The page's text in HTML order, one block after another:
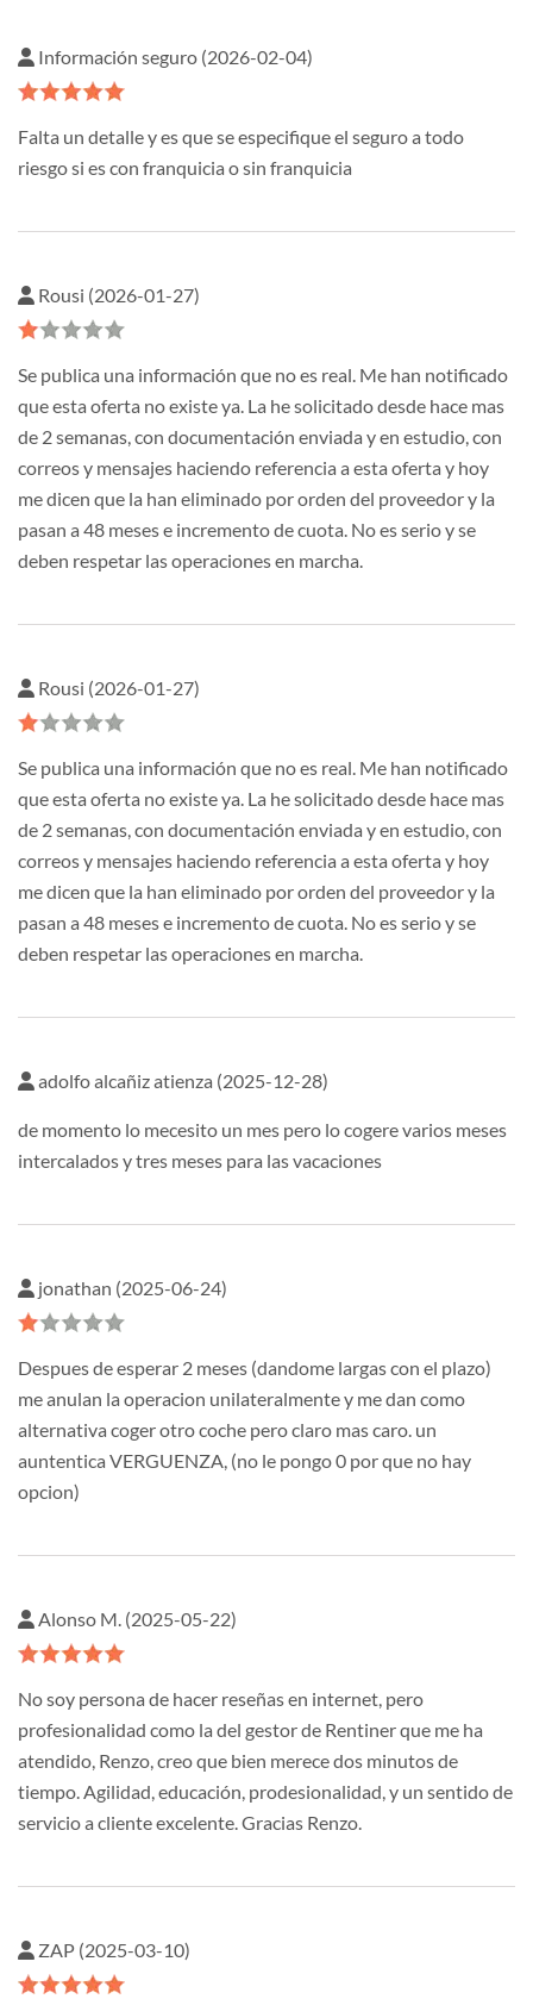
Información seguro (2026-02-04)
Falta un detalle y es que se especifique el seguro a todo
riesgo si es con franquicia o sin franquicia
Rousi (2026-01-27)
Se publica una información que no es real. Me han notificado
que esta oferta no existe ya. La he solicitado desde hace mas
de 2 semanas, con documentación enviada y en estudio, con
correos y mensajes haciendo referencia a esta oferta y hoy
me dicen que la han eliminado por orden del proveedor y la
pasan a 48 meses e incremento de cuota. No es serio y se
deben respetar las operaciones en marcha.
Rousi (2026-01-27)
Se publica una información que no es real. Me han notificado
que esta oferta no existe ya. La he solicitado desde hace mas
de 2 semanas, con documentación enviada y en estudio, con
correos y mensajes haciendo referencia a esta oferta y hoy
me dicen que la han eliminado por orden del proveedor y la
pasan a 48 meses e incremento de cuota. No es serio y se
deben respetar las operaciones en marcha.
adolfo alcañiz atienza (2025-12-28)
de momento lo mecesito un mes pero lo cogere varios meses
intercalados y tres meses para las vacaciones
jonathan (2025-06-24)
Despues de esperar 2 meses (dandome largas con el plazo)
me anulan la operacion unilateralmente y me dan como
alternativa coger otro coche pero claro mas caro. un
auntentica VERGUENZA, (no le pongo 0 por que no hay
opcion)
Alonso M. (2025-05-22)
No soy persona de hacer reseñas en internet, pero
profesionalidad como la del gestor de Rentiner que me ha
atendido, Renzo, creo que bien merece dos minutos de
tiempo. Agilidad, educación, prodesionalidad, y un sentido de
servicio a cliente excelente. Gracias Renzo.
ZAP (2025-03-10)